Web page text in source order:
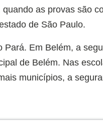
as provas são
de São Paulo.
Em Belém, a
de Belém. Nas
municípios, a